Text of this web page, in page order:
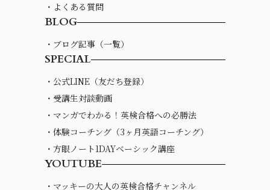
・よくある質問
BLOG
・ブログ記事（一覧）
SPECIAL
・公式LINE（友だち登録）
・受講生対談動画
・マンガでわかる！英検合格への必勝法
・体験コーチング（3ヶ月英語コーチング）
・方眼ノート1DAYベーシック講座
YOUTUBE
・マッキーの大人の英検合格チャンネル